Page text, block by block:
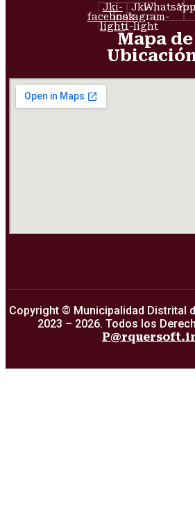
Jki-
facebook-
light
Jki-
instagram-
1-light
Whatsapp
Mapa de
Copyright © Municipalidad Distrital
2023 – 2026. Todos los